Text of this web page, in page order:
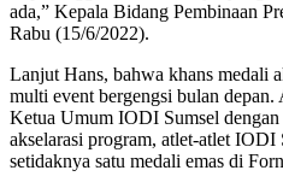
ada,” Kepala Bidang Pembinaan
Rabu (15/6/2022).
Lanjut Hans, bahwa khans medali
multi event bergengsi bulan depan.
Ketua Umum IODI Sumsel dengan
akselarasi program, atlet-atlet IODI
setidaknya satu medali emas di